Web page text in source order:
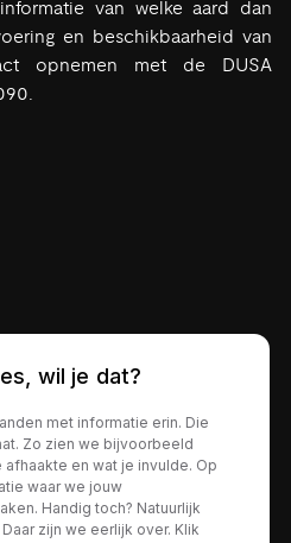
van welke aard dan
en beschikbaarheid van
opnemen met de DUSA
wil je dat?
met informatie erin. Die
Zo zien we bijvoorbeeld
afhaakte en wat je invulde. Op
waar we jouw
Handig toch? Natuurlijk
zijn we eerlijk over. Klik